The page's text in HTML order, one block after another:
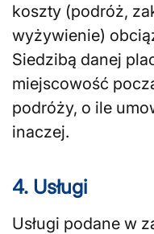
koszty (podróż,
wyżywienie)
Siedzibą danej
miejscowość
podróży, o ile
inaczej.
4. Usługi
Usługi podane w